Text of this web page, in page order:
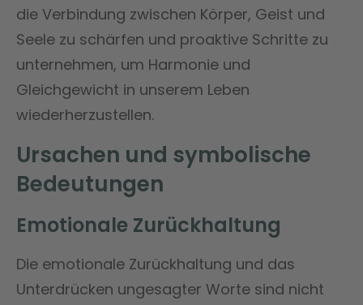
die Verbindung zwischen Körper, Geist und
Seele zu schärfen und proaktive Schritte zu
unternehmen, um Harmonie und
Gleichgewicht in unserem Leben
wiederherzustellen.
Ursachen und symbolische
Bedeutungen
Emotionale Zurückhaltung
Die emotionale Zurückhaltung und das
Unterdrücken ungesagter Worte sind nicht